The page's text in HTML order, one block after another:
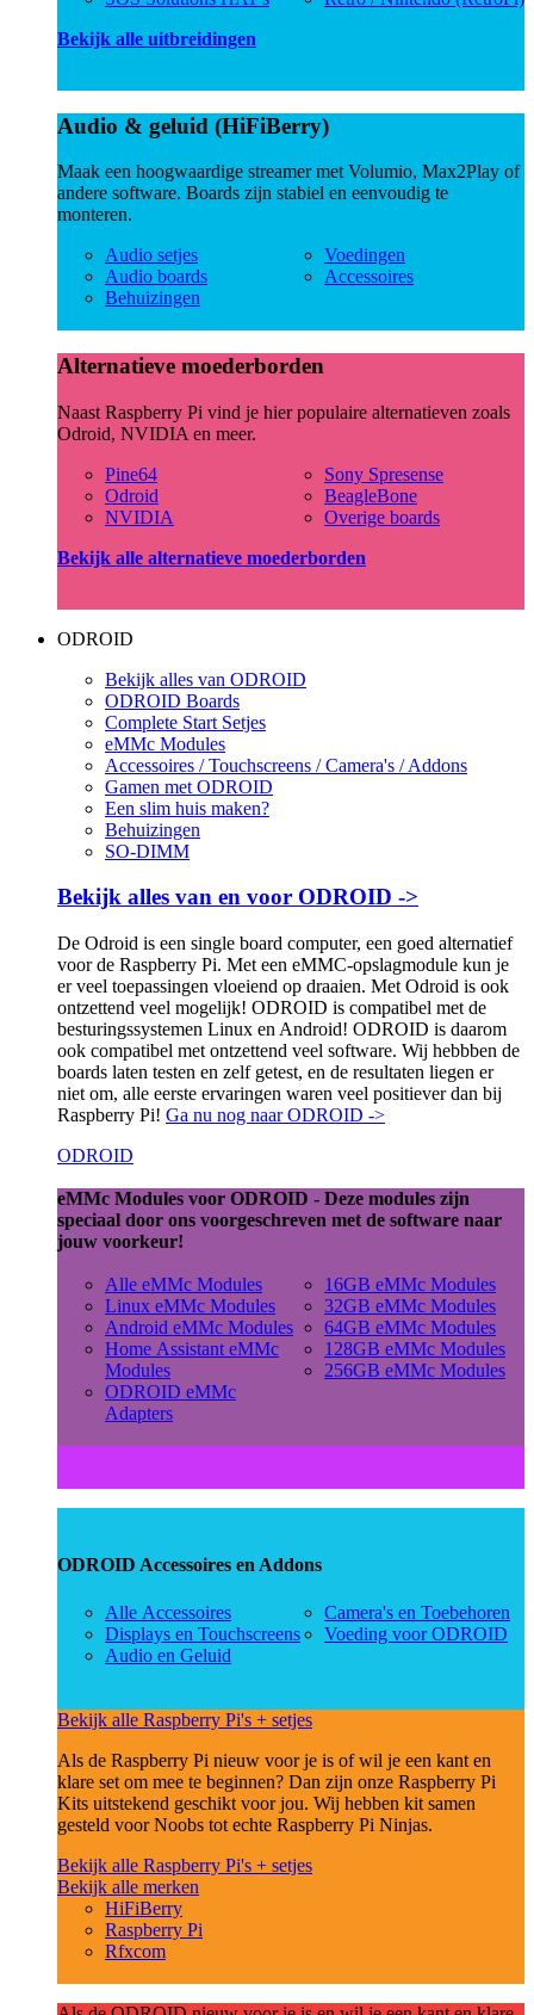
Bekijk alle uitbreidingen
Audio & geluid (HiFiBerry)
Maak een hoogwaardige streamer met Volumio, Max2Play of
andere software. Boards zijn stabiel en eenvoudig te
monteren.
Audio setjes
Audio boards
Behuizingen
Voedingen
Accessoires
Alternatieve moederborden
Naast Raspberry Pi vind je hier populaire alternatieven zoals
Odroid, NVIDIA en meer.
Pine64
Odroid
NVIDIA
Sony Spresense
BeagleBone
Overige boards
Bekijk alle alternatieve moederborden
ODROID
Bekijk alles van ODROID
ODROID Boards
Complete Start Setjes
eMMc Modules
Accessoires / Touchscreens / Camera's / Addons
Gamen met ODROID
Een slim huis maken?
Behuizingen
SO-DIMM
Bekijk alles van en voor ODROID ->
De Odroid is een single board computer, een goed alternatief
voor de Raspberry Pi. Met een eMMC-opslagmodule kun je
er veel toepassingen vloeiend op draaien. Met Odroid is ook
ontzettend veel mogelijk! ODROID is compatibel met de
besturingssystemen Linux en Android! ODROID is daarom
ook compatibel met ontzettend veel software. Wij hebbben de
boards laten testen en zelf getest, en de resultaten liegen er
niet om, alle eerste ervaringen waren veel positiever dan bij
Raspberry Pi! Ga nu nog naar ODROID ->
ODROID
eMMc Modules voor ODROID - Deze modules zijn
speciaal door ons voorgeschreven met de software naar
jouw voorkeur!
Alle eMMc Modules
Linux eMMc Modules
Android eMMc Modules
Home Assistant eMMc
Modules
ODROID eMMc
Adapters
16GB eMMc Modules
32GB eMMc Modules
64GB eMMc Modules
128GB eMMc Modules
256GB eMMc Modules
ODROID Accessoires en Addons
Alle Accessoires
Displays en Touchscreens
Audio en Geluid
Camera's en Toebehoren
Voeding voor ODROID
Bekijk alle Raspberry Pi's + setjes
Als de Raspberry Pi nieuw voor je is of wil je een kant en
klare set om mee te beginnen? Dan zijn onze Raspberry Pi
Kits uitstekend geschikt voor jou. Wij hebben kit samen
gesteld voor Noobs tot echte Raspberry Pi Ninjas.
Bekijk alle Raspberry Pi's + setjes
Bekijk alle merken
HiFiBerry
Raspberry Pi
Rfxcom